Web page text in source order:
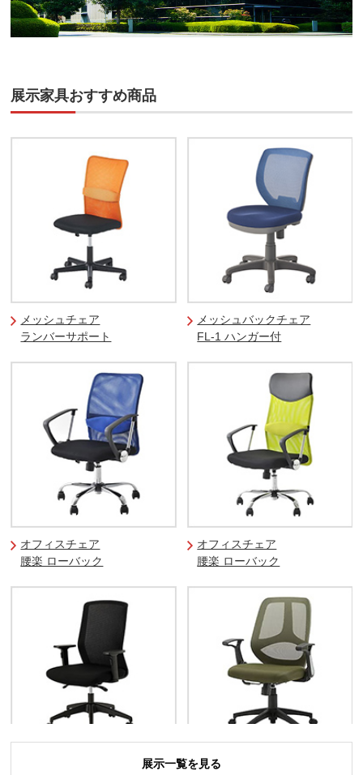
展示家具おすすめ商品
メッシュチェア
ランバーサポート
メッシュバックチェア
FL-1 ハンガー付
オフィスチェア
腰楽 ローバック
オフィスチェア
腰楽 ローバック
ウエイトシンクロチェア クロ
メッシュチェア
展示一覧を見る